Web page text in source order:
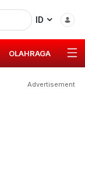
ID
OLAHRAGA GAYA
Advertisement